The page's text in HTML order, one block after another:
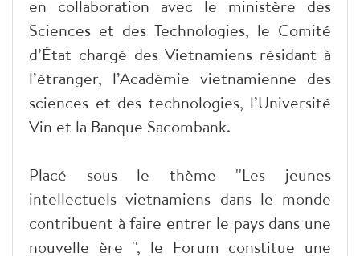
en collaboration avec le ministère des
Sciences et des Technologies, le Comité
d’État chargé des Vietnamiens résidant à
l’étranger, l’Académie vietnamienne des
sciences et des technologies, l’Université
Vin et la Banque Sacombank.
Placé sous le thème ''Les jeunes
intellectuels vietnamiens dans le monde
contribuent à faire entrer le pays dans une
nouvelle ère '', le Forum constitue une